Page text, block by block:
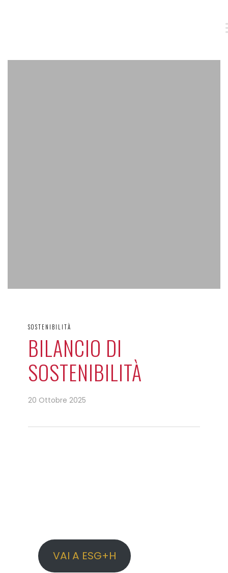
SOSTENIBILITÀ
BILANCIO DI
SOSTENIBILITÀ
20 Ottobre 2025
VAI A ESG+H